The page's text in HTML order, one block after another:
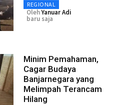
REGIONAL
OlehYanuar Adi
baru saja
Minim Pemahaman,
Cagar Budaya
Banjarnegara yang
Melimpah Terancam
Hilang